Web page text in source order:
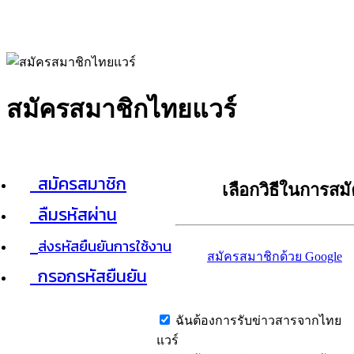
สมัครสมาชิกไทยแวร์
สมัครสมาชิก
ลืมรหัสผ่าน
ส่งรหัสยืนยันการใช้งาน
กรอกรหัสยืนยัน
เลือกวิธีในการส
สมัครสมาชิกด้วย Google
ฉันต้องการรับข่าวสารจากไทย
แวร์